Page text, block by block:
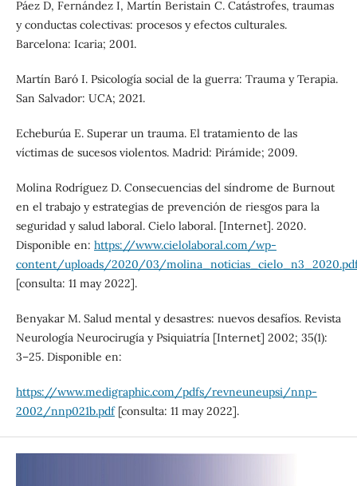
Páez D, Fernández I, Martín Beristain C. Catástrofes, traumas
y conductas colectivas: procesos y efectos culturales.
Barcelona: Icaria; 2001.
Martín Baró I. Psicología social de la guerra: Trauma y Terapia.
San Salvador: UCA; 2021.
Echeburúa E. Superar un trauma. El tratamiento de las
víctimas de sucesos violentos. Madrid: Pirámide; 2009.
Molina Rodríguez D. Consecuencias del síndrome de Burnout
en el trabajo y estrategias de prevención de riesgos para la
seguridad y salud laboral. Cielo laboral. [Internet]. 2020.
Disponible en: https://www.cielolaboral.com/wp-
content/uploads/2020/03/
[consulta: 11 may 2022].
Benyakar M. Salud mental y desastres: nuevos desafíos. Revista
Neurología Neurocirugía y Psiquiatría [Internet] 2002; 35(1):
3–25. Disponible en:
https://www.medigraphic.com/pdfs/revneuneupsi/nnp-
2002/nnp021b.pdf[consulta: 11 may 2022].